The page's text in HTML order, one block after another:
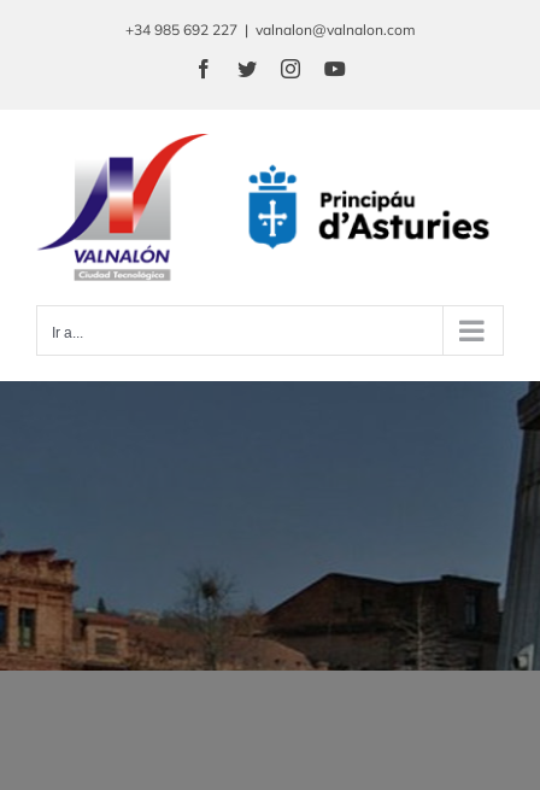
+34 985 692 227 | valnalon@valnalon.com
Facebook
TwitterInstagramYouTube
Ir a...